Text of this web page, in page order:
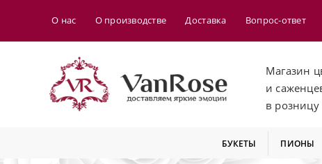
О нас О производстве Доставка Вопрос-ответ
Магазин
и
в розницу
БУКЕТЫ ПИОНЫ